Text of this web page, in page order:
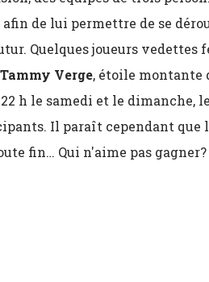
de lui permettre de se
Quelques joueurs vedettes
Tammy Verge, étoile montante
h le samedi et le dimanche,
Il paraît cependant que
fin… Qui n'aime pas gagner?